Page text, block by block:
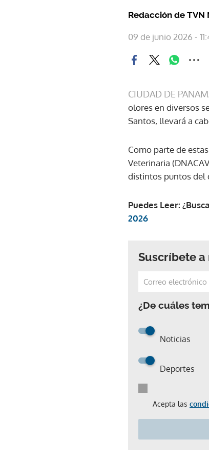
Redacción de TVN
09 de junio 2026 -
CIUDAD DE
olores en diversos
Santos, llevará a
Como parte de
Veterinaria
distintos puntos del
Puedes Leer:
2026
Suscríbete
¿De cuáles
Noticias
Deportes
Acepta las